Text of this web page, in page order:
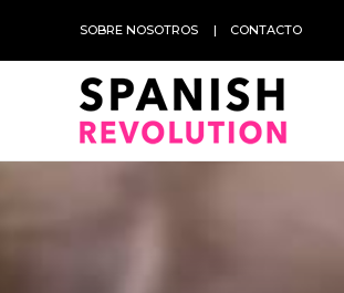
SOBRE NOSOTROS CONTACTO